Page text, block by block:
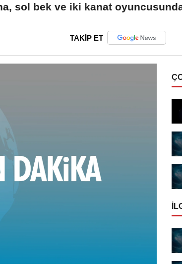
sol bek ve iki kanat
TAKİP ET